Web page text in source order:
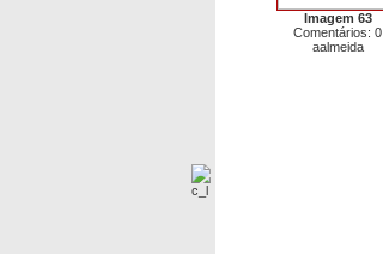
Imagem 63
Comentários: 0
aalmeida